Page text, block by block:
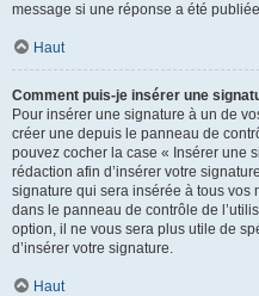
message si une réponse a été
Haut
Comment puis-je insérer une
Pour insérer une signature à un de
créer une depuis le panneau de
pouvez cocher la case « Insérer une
rédaction afin d’insérer votre
signature qui sera insérée à tous vos
dans le panneau de contrôle de
option, il ne vous sera plus utile de
d’insérer votre signature.
Haut